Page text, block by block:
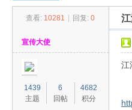
›
查看: 10281 回复: 0
宣传大使
1439
主题
6
回帖
4682
积分
江